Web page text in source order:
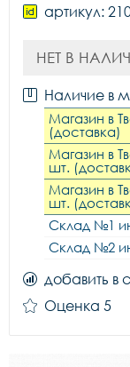
артикул:
НЕТ В
Наличие в
Магазин в
(доставка)
Магазин в
шт.
Магазин в
шт.
Склад №1
Склад №2
добавить в
Оценка 5